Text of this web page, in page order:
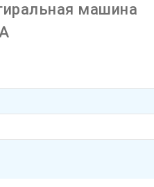
машина